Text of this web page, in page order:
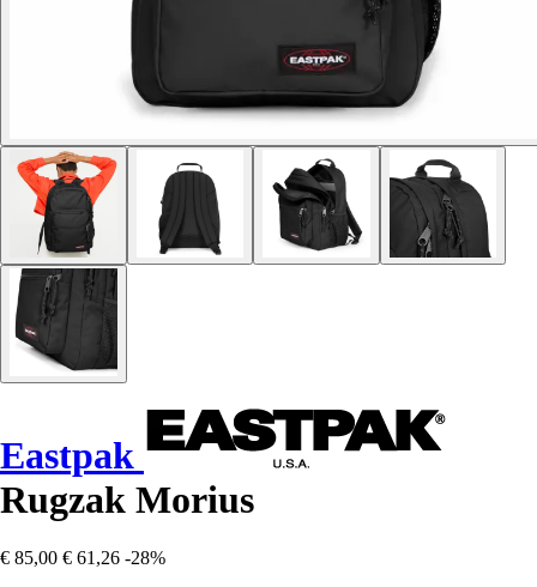
Eastpak
Rugzak Morius
€ 85,00 € 61,26 -28%